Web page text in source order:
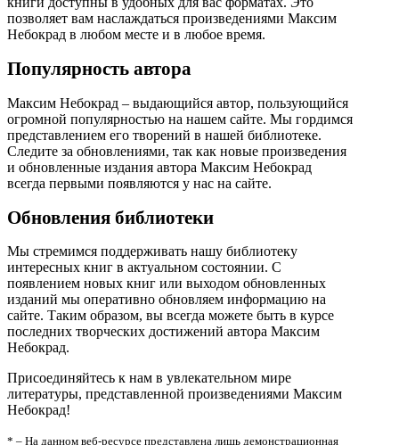
позволяет вам наслаждаться произведениями Максим
Небокрад в любом месте и в любое время.
Популярность автора
Максим Небокрад – выдающийся автор, пользующийся
огромной популярностью на нашем сайте. Мы гордимся
представлением его творений в нашей библиотеке.
Следите за обновлениями, так как новые произведения
и обновленные издания автора Максим Небокрад
всегда первыми появляются у нас на сайте.
Обновления библиотеки
Мы стремимся поддерживать нашу библиотеку
интересных книг в актуальном состоянии. С
появлением новых книг или выходом обновленных
изданий мы оперативно обновляем информацию на
сайте. Таким образом, вы всегда можете быть в курсе
последних творческих достижений автора Максим
Небокрад.
Присоединяйтесь к нам в увлекательном мире
литературы, представленной произведениями Максим
Небокрад!
* – На данном веб-ресурсе представлена лишь демонстрационная